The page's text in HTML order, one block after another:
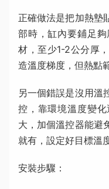
正確做法是把加熱墊
部時，缸內要鋪足
材，至少1-2公分厚
造溫度梯度，但熱點
另一個錯誤是沒用溫
控，靠環境溫度變
大，加個溫控器能避
就有，設定好目標溫
安裝步驟：